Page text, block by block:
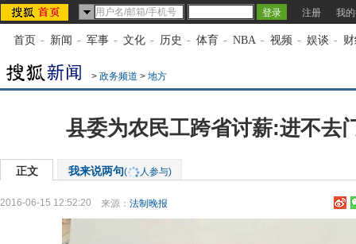
注册 我
首页 - 新闻 - 军事 - 文化 - 历史 - 体育 - NBA - 视频 - 娱谈 -
> 政务频道 > 地方
县委为农民工跨省讨薪:进不去
正文 我来说两句( 人参与)
2016-06-15 12:52:20 来源： 法制晚报